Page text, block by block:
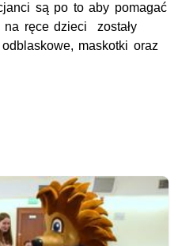
są po to aby pomagać
na ręce dzieci zostały
maskotki oraz